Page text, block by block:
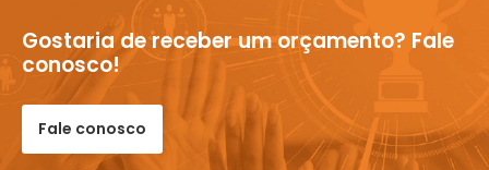
Gostaria de receber um orçamento? Fale
conosco!
Fale conosco